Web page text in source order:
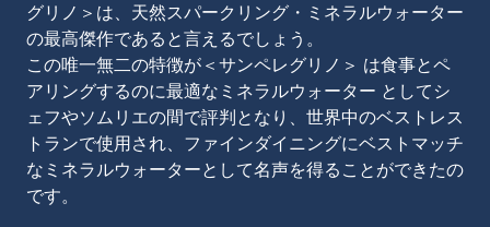
グリノ＞は、天然スパークリング・ミネラルウォーター
の最高傑作であると言えるでしょう。
この唯一無二の特徴が＜サンペレグリノ＞ は食事とペ
アリングするのに最適なミネラルウォーター としてシ
ェフやソムリエの間で評判となり、世界中のベストレス
トランで使用され、ファインダイニングにベストマッチ
なミネラルウォーターとして名声を得ることができたの
です。